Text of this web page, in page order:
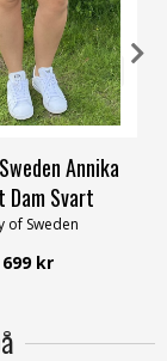
42 44 58/60
Annika
Dam Svart
of Sweden
699 kr